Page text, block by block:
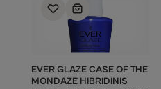
EVER GLAZE CASE OF THE
MONDAZE HIBRIDINIS